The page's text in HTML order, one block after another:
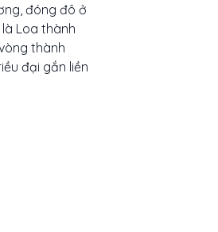
đóng đô ở
Loa thành
thành
đại gắn liền